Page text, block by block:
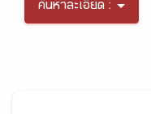
ค้นหาละเอียด :